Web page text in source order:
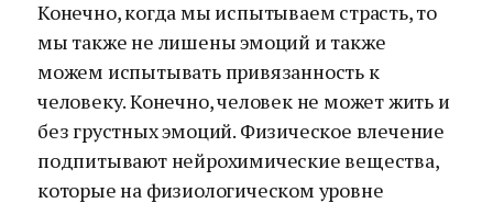
Конечно, когда мы испытываем страсть, то
мы также не лишены эмоций и также
можем испытывать привязанность к
человеку. Конечно, человек не может жить и
без грустных эмоций. Физическое влечение
подпитывают нейрохимические вещества,
которые на физиологическом уровне